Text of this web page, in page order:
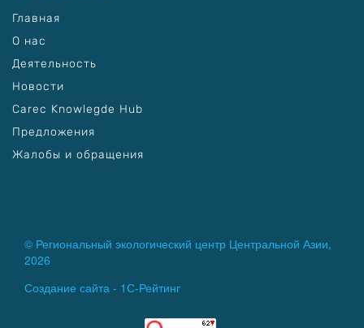
Главная
О нас
Деятельность
Новости
Carec Knowlegde Hub
Предложения
Жалобы и обращения
© Региональный экологический центр Центральной Азии,
2026
Создание сайта - 1С-Рейтинг